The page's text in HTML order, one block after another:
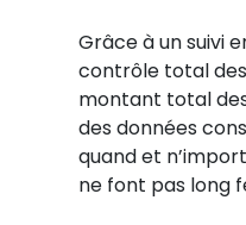
Grâce à un suivi
contrôle total
montant total
des données
quand et
ne font pas long